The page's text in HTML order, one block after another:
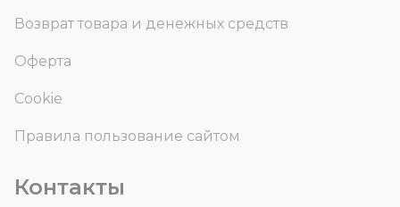
Возврат товара и денежных средств
Оферта
Cookie
Правила пользование сайтом
Контакты